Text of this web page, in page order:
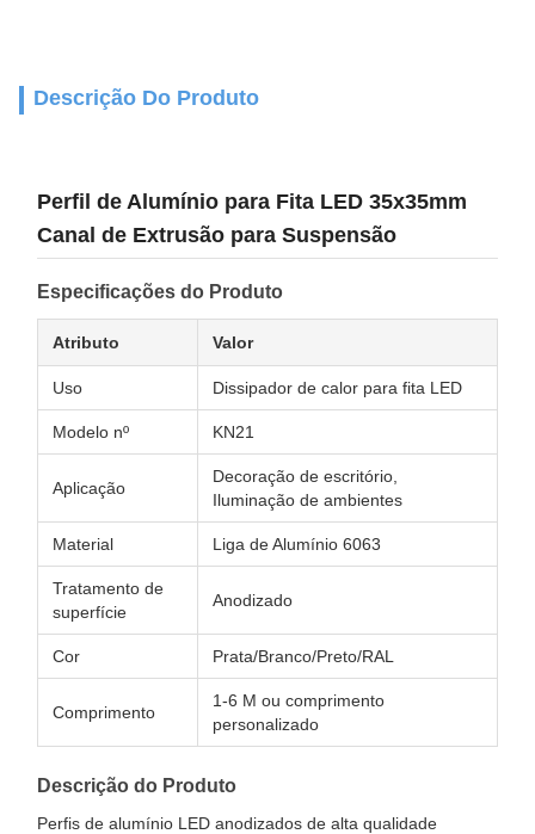
Descrição Do Produto
Perfil de Alumínio para Fita LED 35x35mm
Canal de Extrusão para Suspensão
Especificações do Produto
Atributo Valor
Uso Dissipador de calor para fita LED
Modelo nº KN21
Aplicação
Decoração de escritório,
Iluminação de ambientes
Material Liga de Alumínio 6063
Tratamento de
superfície
Anodizado
Cor Prata/Branco/Preto/RAL
Comprimento
1-6 M ou comprimento
personalizado
Descrição do Produto
Perfis de alumínio LED anodizados de alta qualidade